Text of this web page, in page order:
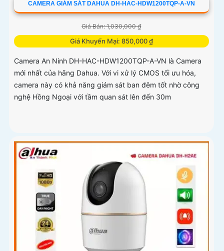
CAMERA GIÁM SÁT DAHUA DH-HAC-HDW1200TQP-A-VN
Giá Bán: 1,030,000 ₫
Giá Khuyến Mại: 850,000 ₫
Camera An Ninh DH-HAC-HDW1200TQP-A-VN là Camera
mới nhất của hãng Dahua. Với vi xử lý CMOS tối ưu hóa,
camera này có khả năng giám sát ban đêm tốt nhờ công
nghệ Hồng Ngoại với tầm quan sát lên đến 30m